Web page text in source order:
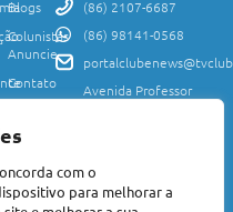
com o
para melhorar a
Blogs
Colunistas
Anuncie
Contato
de Uso
Transparência
(86) 2107-6687
(86) 98141-0568
Avenida Professor